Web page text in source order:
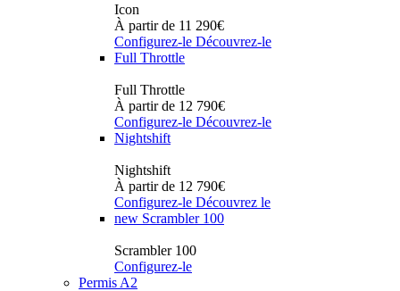
Icon
À partir de 11 290€
Configurez-le Découvrez-le
Full Throttle
Full Throttle
À partir de 12 790€
Configurez-le Découvrez-le
Nightshift
Nightshift
À partir de 12 790€
Configurez-le Découvrez le
new Scrambler 100
Scrambler 100
Configurez-le
Permis A2